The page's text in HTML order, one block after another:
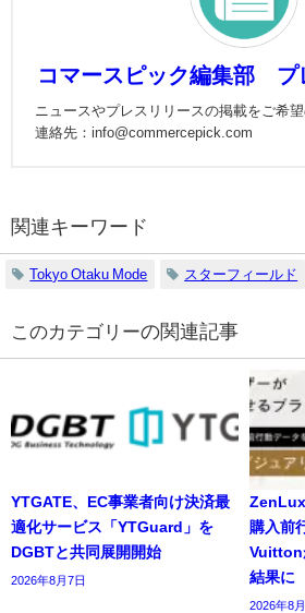
コマースピック編集部 プ
ニュースやプレスリリースの掲載をご希
連絡先：info@commercepick.com
関連キーワード
Tokyo Otaku Mode スターフィールド
の関連記事
YTGATE、EC事業者向け決済最
適化サービス「YTGuard」を
DGBTと共同展開開始
2026年8月7日
購入前
Vuitton
結果に
2026年8